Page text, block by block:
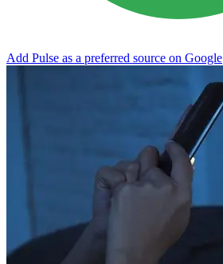
Add Pulse as a preferred source on Google